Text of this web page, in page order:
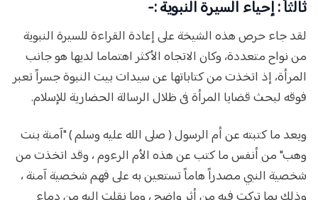
ثالثاً : إحياء السيرة النبوية :-
لقد جاء حرص هذه الشيخة على إعادة القراءة للسيرة النبوية
من نواح متعددة، وكان الاتجاه الأكثر اهتماما لديها هو جانب
المرأة، إذ اتخذت من كتاباتها عن سيدات بيت النبوة جسراً تعبر
فوقه لبحث قضايا المرأة فى ظلال الرسالة الحضارية للإسلام.
ويعد ما كتبته عن أم الرسول ( صلى الله عليه وسلم ) "آمنة بنت
وهب" من أنفس ما كتب عن هذه الأم الرءوم ، وقد اتخذت من
شخصية النبي مصدراً هاماً تستعين به على فهم شخصية آمنة ،